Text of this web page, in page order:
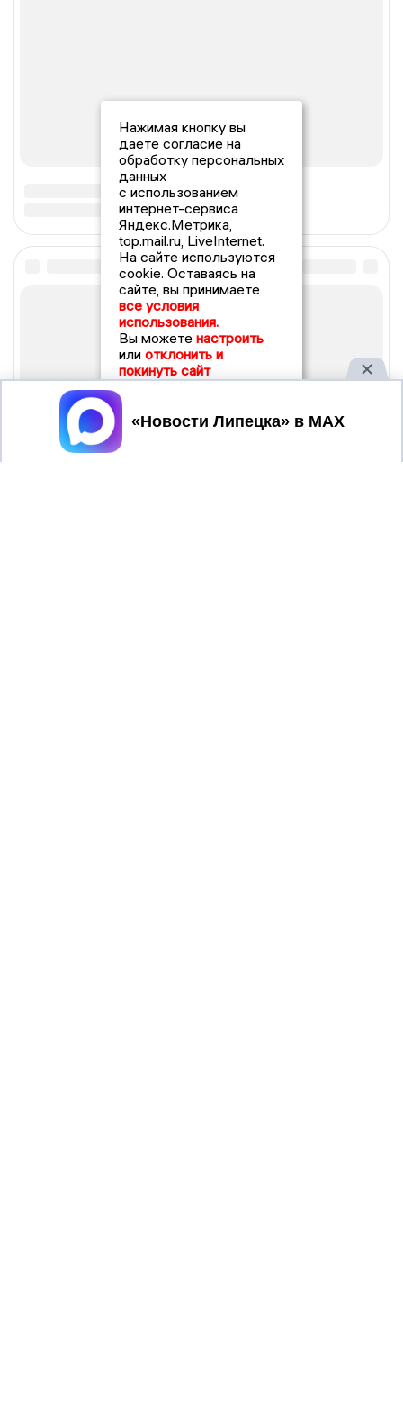
Нажимая кнопку вы
даете согласие на
обработку персональных
данных
с использованием
интернет-сервиса
Яндекс.Метрика,
top.mail.ru, LiveInternet.
На сайте используются
cookie. Оставаясь на
сайте, вы принимаете
все условия
использования.
Вы можете настроить
или отклонить и
покинуть сайт
Принять